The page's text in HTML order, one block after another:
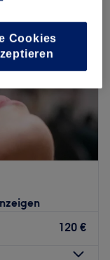
120 €
Cookies